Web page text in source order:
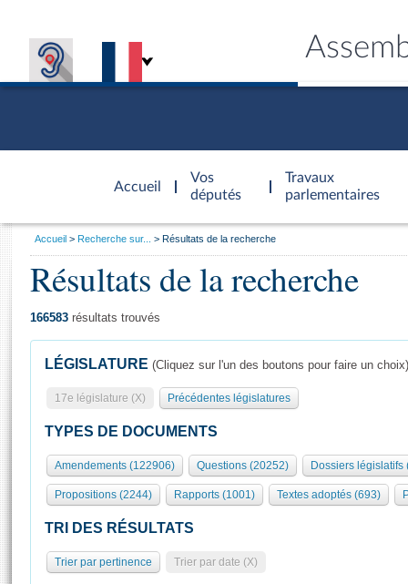
Accueil
d'accueil
Vos
députés
Travaux
parlementaires
Présidence
577 députés
Groupes politiques
Séance publique
Commissions et autres organes
Europe et International
Pétitions
Général
Rôle et pouvoirs de l'Assemblée
Organisation de l'Assemblée
Présidence Conférence des Présidents Bureau Collège des
Statistiques et chiffres clés
Visiter l'Assemblée
Visite virtuelle du palais Bourbon
Assister à une séance
Vous
Accueil Recherche sur... Résultats de la recherche
Résultats de la recherche
166583 résultats trouvés
LÉGISLATURE (Cliquez sur l'un des boutons pour faire un choix)
17e législature (X) Précédentes législatures
TYPES DE DOCUMENTS
Amendements (122906) Questions (20252) Dossiers législatifs
Propositions (2244) Rapports (1001) Textes adoptés (693)
TRI DES RÉSULTATS
Trier par pertinence Trier par date (X)